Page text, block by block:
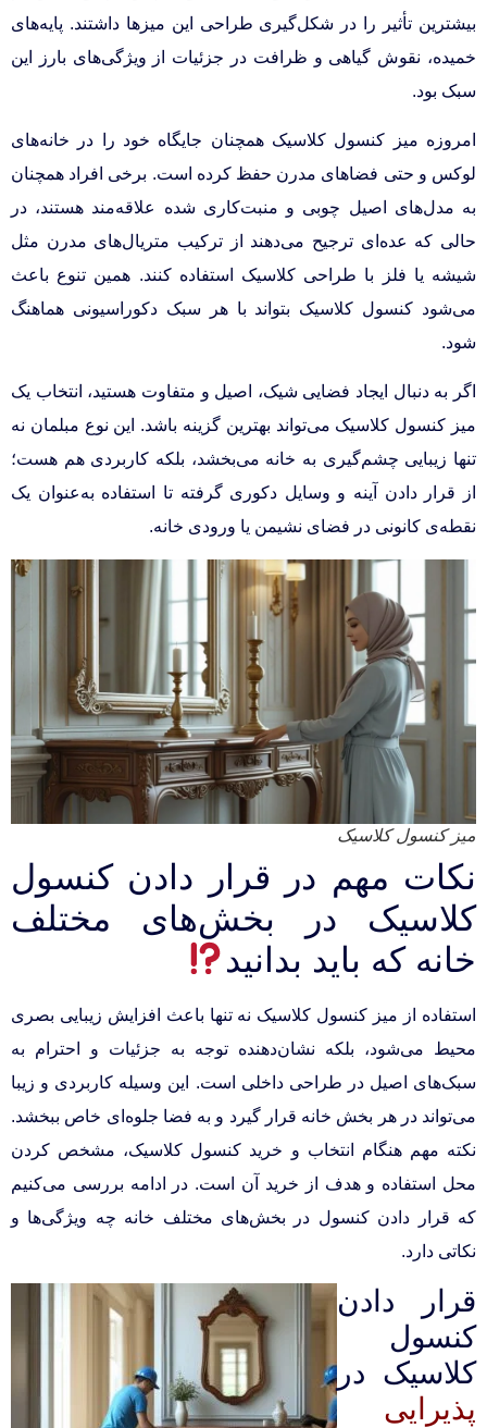
بیشترین تأثیر را در شکل‌گیری طراحی این میزها داشتند. پایه‌های
خمیده، نقوش گیاهی و ظرافت در جزئیات از ویژگی‌های بارز این
سبک بود.
امروزه میز کنسول کلاسیک همچنان جایگاه خود را در خانه‌های
لوکس و حتی فضاهای مدرن حفظ کرده است. برخی افراد همچنان
به مدل‌های اصیل چوبی و منبت‌کاری شده علاقه‌مند هستند، در
حالی که عده‌ای ترجیح می‌دهند از ترکیب متریال‌های مدرن مثل
شیشه یا فلز با طراحی کلاسیک استفاده کنند. همین تنوع باعث
می‌شود کنسول کلاسیک بتواند با هر سبک دکوراسیونی هماهنگ
شود.
اگر به دنبال ایجاد فضایی شیک، اصیل و متفاوت هستید، انتخاب یک
میز کنسول کلاسیک می‌تواند بهترین گزینه باشد. این نوع مبلمان نه
تنها زیبایی چشم‌گیری به خانه می‌بخشد، بلکه کاربردی هم هست؛
از قرار دادن آینه و وسایل دکوری گرفته تا استفاده به‌عنوان یک
نقطه‌ی کانونی در فضای نشیمن یا ورودی خانه.
میز کنسول کلاسیک
نکات مهم در قرار دادن کنسول
کلاسیک در بخش‌های مختلف
خانه که باید بدانید
استفاده از میز کنسول کلاسیک نه تنها باعث افزایش زیبایی بصری
محیط می‌شود، بلکه نشان‌دهنده توجه به جزئیات و احترام به
سبک‌های اصیل در طراحی داخلی است. این وسیله کاربردی و زیبا
می‌تواند در هر بخش خانه قرار گیرد و به فضا جلوه‌ای خاص ببخشد.
نکته مهم هنگام انتخاب و خرید کنسول کلاسیک، مشخص کردن
محل استفاده و هدف از خرید آن است. در ادامه بررسی می‌کنیم
که قرار دادن کنسول در بخش‌های مختلف خانه چه ویژگی‌ها و
نکاتی دارد.
قرار دادن
کنسول
کلاسیک در
پذیرایی